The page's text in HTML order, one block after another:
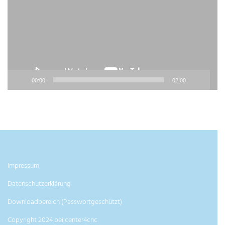
00:00 02:00
Impressum
Datenschutzerklärung
Downloadbereich (Passwortgeschützt)
Copyright 2024 bei center4cnc